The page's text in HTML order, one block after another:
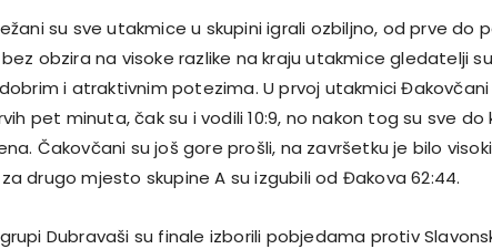
su sve utakmice u skupini igrali ozbiljno, od prve do
obzira na visoke razlike na kraju utakmice gledatelji
i atraktivnim potezima. U prvoj utakmici
pet minuta, čak su i vodili 10:9, no nakon tog su sve
Čakovčani su još gore prošli, na završetku je bilo
drugo mjesto skupine A su izgubili od Đakova 62:44.
Dubravaši su finale izborili pobjedama protiv